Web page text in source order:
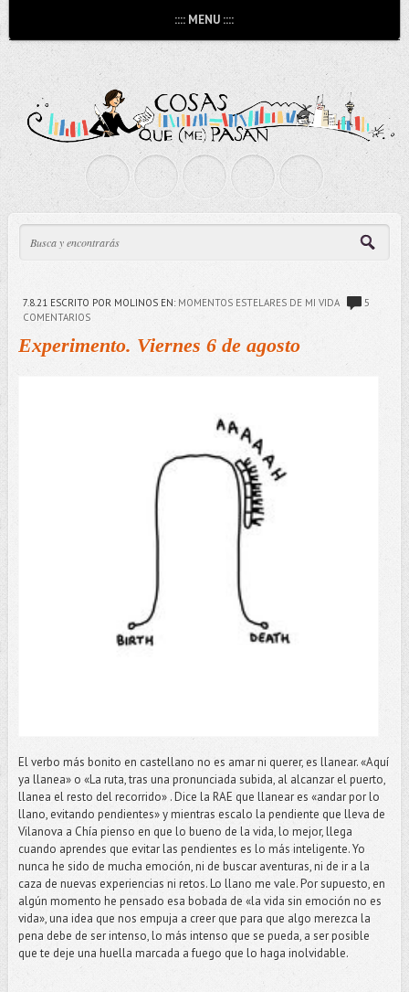
:::: MENU ::::
7.8.21 ESCRITO POR MOLINOS EN: MOMENTOS ESTELARES DE MI VIDA
5
COMENTARIOS
Experimento. Viernes 6 de agosto
El verbo más bonito en castellano no es amar ni querer, es llanear. «Aquí
ya llanea» o «La ruta, tras una pronunciada subida, al alcanzar el puerto,
llanea el resto del recorrido» . Dice la RAE que llanear es «andar por lo
llano, evitando pendientes» y mientras escalo la pendiente que lleva de
Vilanova a Chía pienso en que lo bueno de la vida, lo mejor, llega
cuando aprendes que evitar las pendientes es lo más inteligente. Yo
nunca he sido de mucha emoción, ni de buscar aventuras, ni de ir a la
caza de nuevas experiencias ni retos. Lo llano me vale. Por supuesto, en
algún momento he pensado esa bobada de «la vida sin emoción no es
vida», una idea que nos empuja a creer que para que algo merezca la
pena debe de ser intenso, lo más intenso que se pueda, a ser posible
que te deje una huella marcada a fuego que lo haga inolvidable.